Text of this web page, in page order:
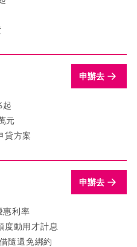
申辦去
起
元
貸方案
申辦去
惠利率
度動用才計息
隨還免綁約